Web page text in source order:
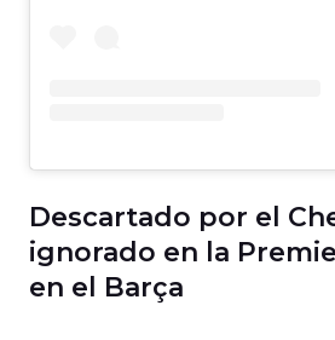
Descartado por el
ignorado en la
en el Barça